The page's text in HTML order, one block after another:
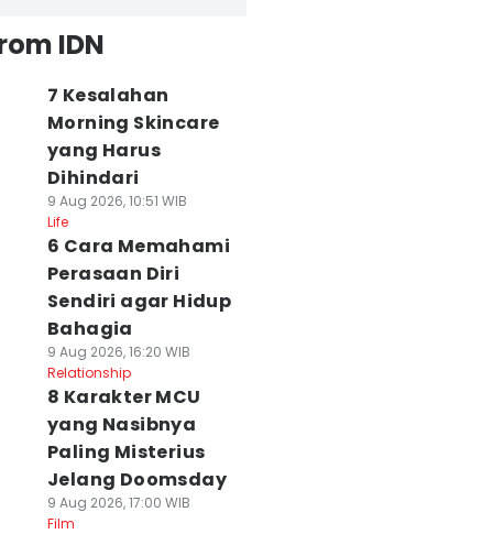
IDN
7 Kesalahan
Morning Skincare
yang Harus
Dihindari
9 Aug 2026, 10:51 WIB
Life
6 Cara Memahami
Perasaan Diri
Sendiri agar Hidup
Bahagia
9 Aug 2026, 16:20 WIB
Relationship
8 Karakter MCU
yang Nasibnya
Paling Misterius
Jelang Doomsday
9 Aug 2026, 17:00 WIB
Film